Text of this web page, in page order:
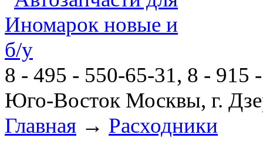
8 - 495 - 550-65-31, 8 - 915
Юго-Восток Москвы, г.
Главная → Расходники